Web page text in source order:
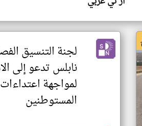
لجنة التنسيق
نابلس تدعو إلى
لمواجهة اعتداءات
المستوطنين